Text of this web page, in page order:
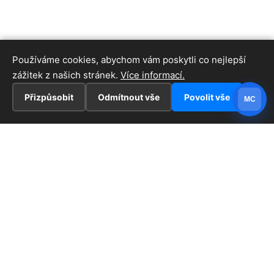
Používáme cookies, abychom vám poskytli co nejlepší
zážitek z našich stránek. Více informací.
Přizpůsobit Odmítnout vše Povolit vše MC